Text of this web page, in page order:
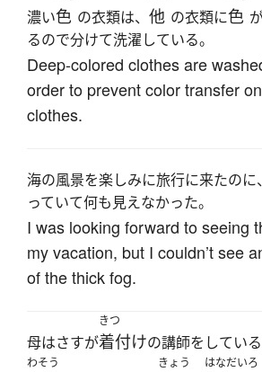
濃い色 の衣類は、 他 の衣類に色
るので分けて洗濯している。
Deep-colored clothes are
order to prevent color transfer
clothes.
海の風景を楽しみに旅行に来たのに、
っていて何も見えなかった。
I was looking forward to seeing
my vacation, but I couldn’t see
of the thick fog.
母はさすが
きつ
着付けの講師をしている
わそう きょう はなだいろ